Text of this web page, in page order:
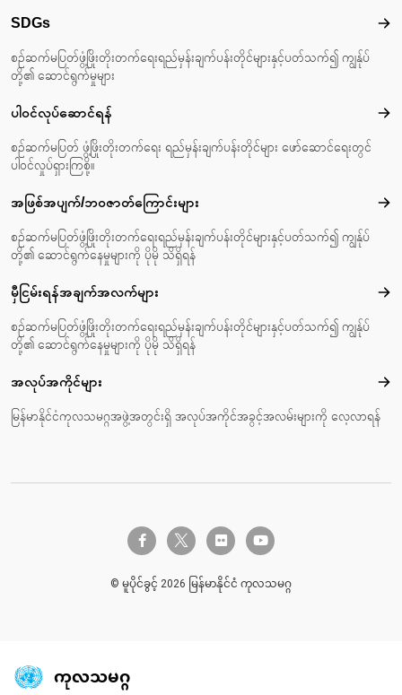
SDGs
စဉ်ဆက်မပြတ်ဖွံ့ဖြိုးတိုးတက်ရေးရည်မှန်းချက်ပန်းတိုင်များနှင့်ပတ်သက်၍ ကျွန်ုပ်
တို့၏ ဆောင်ရွက်မှုများ
ပါဝင်လုပ်ဆောင်ရန် ပါ
စဉ်ဆက်မပြတ် ဖွံ့ဖြိုးတိုးတက်ရေး ရည်မှန်းချက်ပန်းတိုင်များ ဖော်ဆောင်ရေးတွင်
ပါဝင်လှုပ်ရှားကြစို့။
အဖြစ်အပျက်/ဘဝဇာတ်‌ကြောင်းများ အဖ
စဉ်ဆက်မပြတ်ဖွံ့ဖြိုးတိုးတက်ရေးရည်မှန်းချက်ပန်းတိုင်များနှင့်ပတ်သက်၍ ကျွန်ုပ်
တို့၏ ဆောင်ရွက်နေမှုများကို ပိုမို သိရှိရန်
မှီငြမ်းရန်အချက်အလက်များ မှီင
စဉ်ဆက်မပြတ်ဖွံ့ဖြိုးတိုးတက်ရေးရည်မှန်းချက်ပန်းတိုင်များနှင့်ပတ်သက်၍ ကျွန်ုပ်
တို့၏ ဆောင်ရွက်နေမှုများကို ပိုမို သိရှိရန်
အလုပ်အကိုင်များ အလု
မြန်မာနိုင်ငံကုလသမဂ္ဂအဖွဲ့အတွင်းရှိ အလုပ်အကိုင်အခွင့်အလမ်းများကို လေ့လာရန်
facebook-ftwitter-x flickr youtube
© မူပိုင်ခွင့် 2026 မြန်မာနိုင်ငံ ကုလသမဂ္ဂ
ကုလသမဂ္ဂ